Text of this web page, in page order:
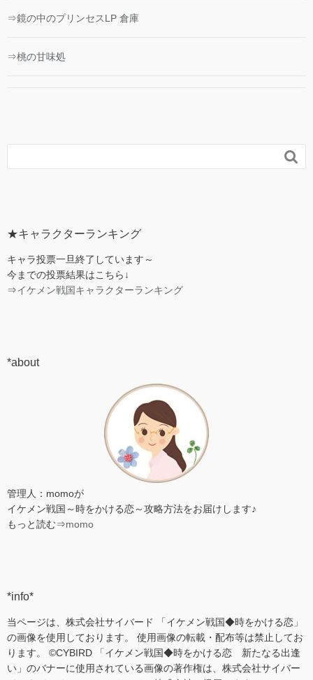
⇒鏡の中のプリンセスLP 倉庫
⇒桃の甘味処

★キャラクターランキング
キャラ投票一旦終了しています～
今までの投票結果はこちら↓
⇒イケメン戦国キャラクターランキング
*about
管理人：momoが
イケメン戦国～時をかける恋～攻略方法をお届けします♪
もっと読む⇒momo
*info*
当ページは、株式会社サイバード 「イケメン戦国◆時をかける恋」
の画像を使用しております。 使用画像の転載・配布等は禁止してお
ります。 ©CYBIRD 「イケメン戦国◆時をかける恋 新たなる出逢
い」のバナーに使用されている画像の著作権は、株式会社サイバー